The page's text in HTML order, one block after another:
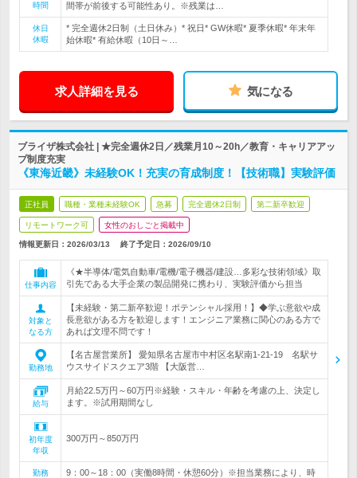
時間
間帯が前後する可能性あり。※残業は…
休日
休暇
* 完全週休2日制（土日休み）* 祝日* GW休暇* 夏季休暇* 年末年
始休暇* 有給休暇（10日～…
求人詳細を見る 気になる
ブライザ株式会社 | ★完全週休2日／残業月10～20h／教育・キャリアアッ
プ制度充実
《東海近畿》未経験OK！充実の育成制度！【技術職】実験評価
正社員 職種・業種未経験OK 急募 完全週休2日制 第二新卒歓迎
リモートワーク可 女性のおしごと掲載中
情報更新日：2026/03/13 終了予定日： 2026/09/10
仕事内容
《★半導体/電気自動車/電機/電子機器/建設…多彩な技術領域》取
引先である大手企業の製品開発に携わり、実験評価から担当
対象と
なる方
【未経験・第二新卒歓迎！ポテンシャル採用！】◆学ぶ意欲や成
長意欲がある方を歓迎します！エンジニア業務に関心のある方で
あれば文理不問です！
勤務地
【名古屋営業所】 愛知県名古屋市中村区名駅南1-21-19 名駅サ
ウスサイドスクエア3階 【大阪営…
給与
月給22.5万円～60万円※経験・スキル・年齢を考慮の上、決定し
ます。※試用期間なし
初年度
年収
300万円～850万円
勤務
9：00～18：00（実働8時間・休憩60分）※担当業務により、時